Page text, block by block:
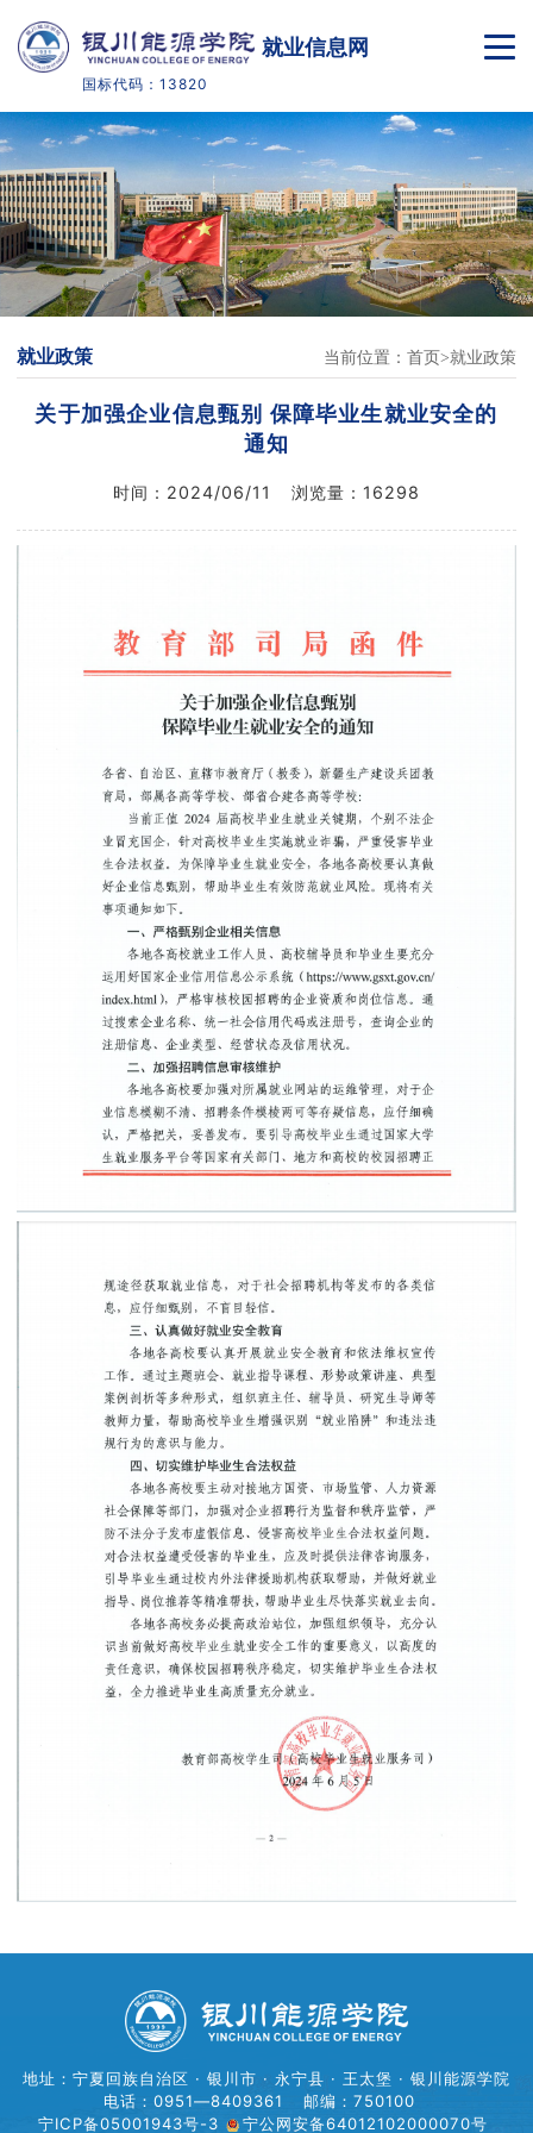
就业信息网
国标代码：13820
毕业生概况
就业政策
就业指导
招聘信息
合作单位
学院官网
就业政策 当前位置： 首页 就业政策
关于加强企业信息甄别 保障毕业生就业安全的
通知
时间： 2024/06/11 浏览量： 16298
地址：宁夏回族自治区 · 银川市 · 永宁县 · 王太堡 · 银川能源学院
电话：0951—8409361
邮编：750100
宁ICP备05001943号-3
宁公网安备64012102000070号